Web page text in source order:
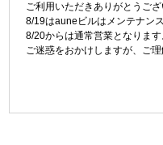
ご利用いただきありがとうござ
8/19はauneビルはメンテナン
8/20からは通常営業となります
ご迷惑をおかけしますが、ご